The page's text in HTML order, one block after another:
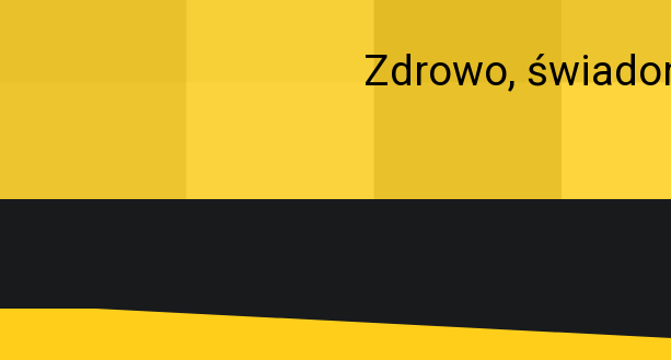
Zdrowo,